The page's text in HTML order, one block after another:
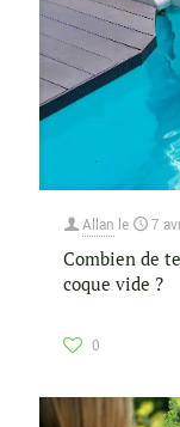
Allan le 7
Combien de
coque vide ?
0